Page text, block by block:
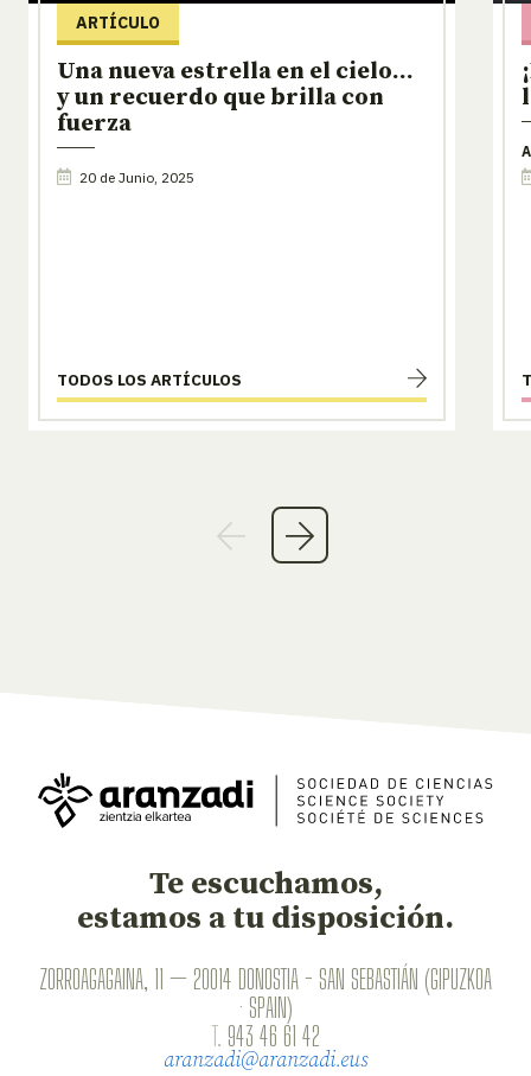
ARTÍCULO
Una nueva estrella en el cielo…
y un recuerdo que brilla con
fuerza
20 de Junio, 2025
TODOS LOS ARTÍCULOS
Te escuchamos,
estamos a tu disposición.
ZORROAGAGAINA, 11 — 20014 DONOSTIA - SAN SEBASTIÁN (GIPUZKOA
· SPAIN)
T. 943 46 61 42
aranzadi@aranzadi.eus